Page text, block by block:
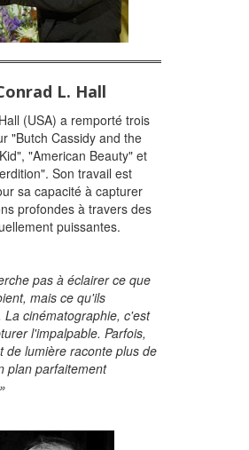
L. Hall
(USA) a remporté trois
"Butch Cassidy and the
"American Beauty" et
Son travail est
sa capacité à capturer
profondes à travers des
puissantes.
pas à éclairer ce que
mais ce qu'ils
La cinématographie, c'est
l'impalpable. Parfois,
de lumière raconte plus de
plan parfaitement